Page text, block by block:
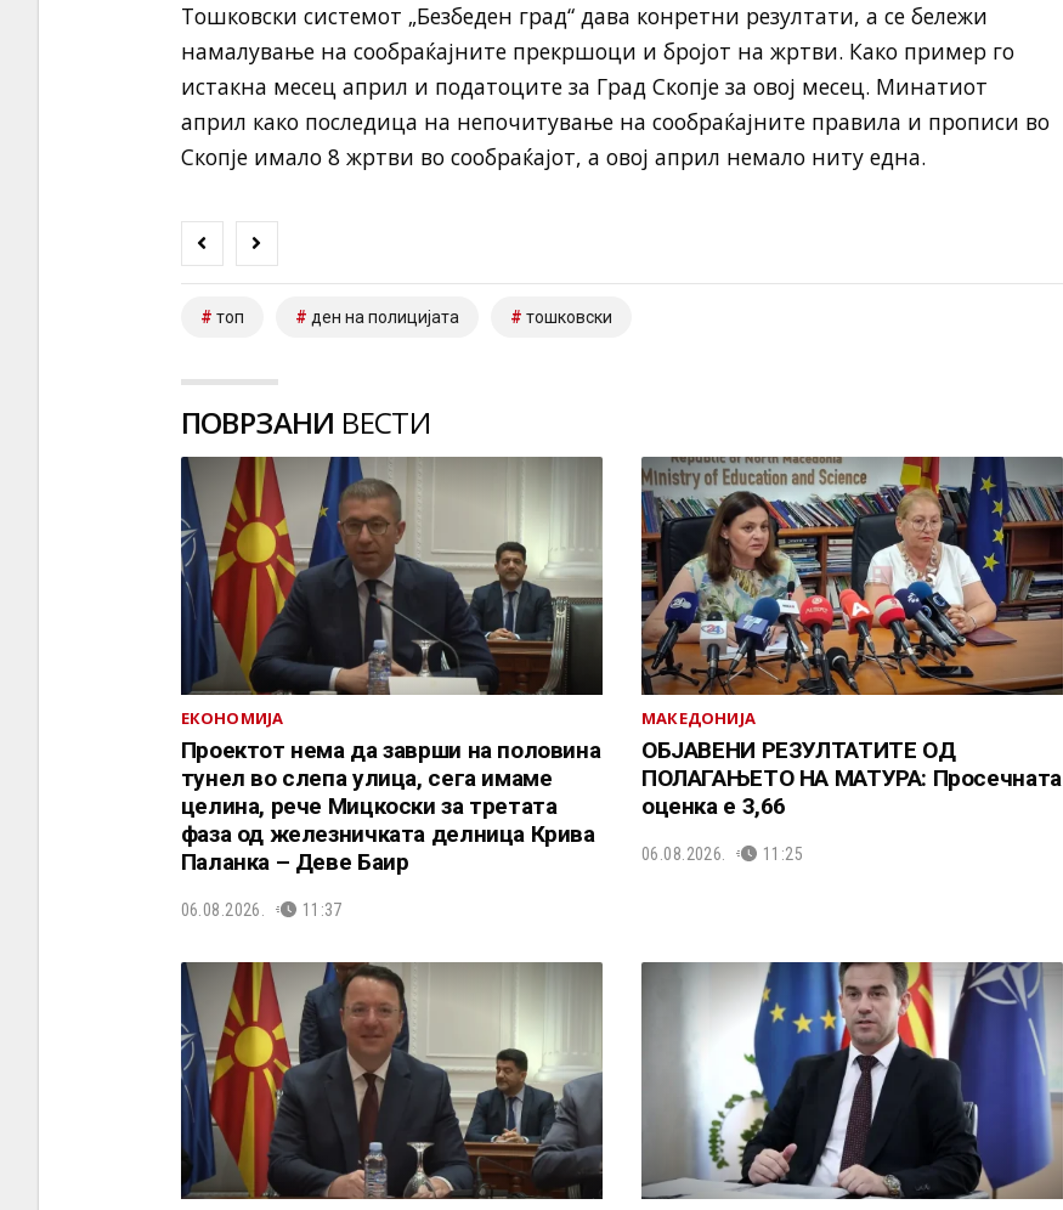
Тошковски системот „Безбеден град“ дава конретни резултати, а се бележи
намалување на сообраќајните прекршоци и бројот на жртви. Како пример го
истакна месец април и податоците за Град Скопје за овој месец. Минатиот
април како последица на непочитување на сообраќајните правила и прописи во
Скопје имало 8 жртви во сообраќајот, а овој април немало ниту една.
топ ден на полицијата тошковски
ПОВРЗАНИ ВЕСТИ
ЕКОНОМИЈА
Проектот нема да заврши на половина
тунел во слепа улица, сега имаме
целина, рече Мицкоски за третата
фаза од железничката делница Крива
Паланка – Деве Баир
06.08.2026. 11:37
МАКЕДОНИЈА
ОБЈАВЕНИ РЕЗУЛТАТИТЕ ОД
ПОЛАГАЊЕТО НА МАТУРА: Просечната
оценка е 3,66
06.08.2026. 11:25